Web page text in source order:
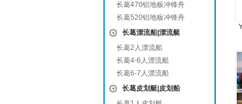
长葛470铝地板冲锋舟
长葛520铝地板冲锋舟
长葛漂流船|漂流艇
长葛2人漂流船
长葛4-6人漂流船
长葛6-7人漂流船
长葛皮划艇|皮划船